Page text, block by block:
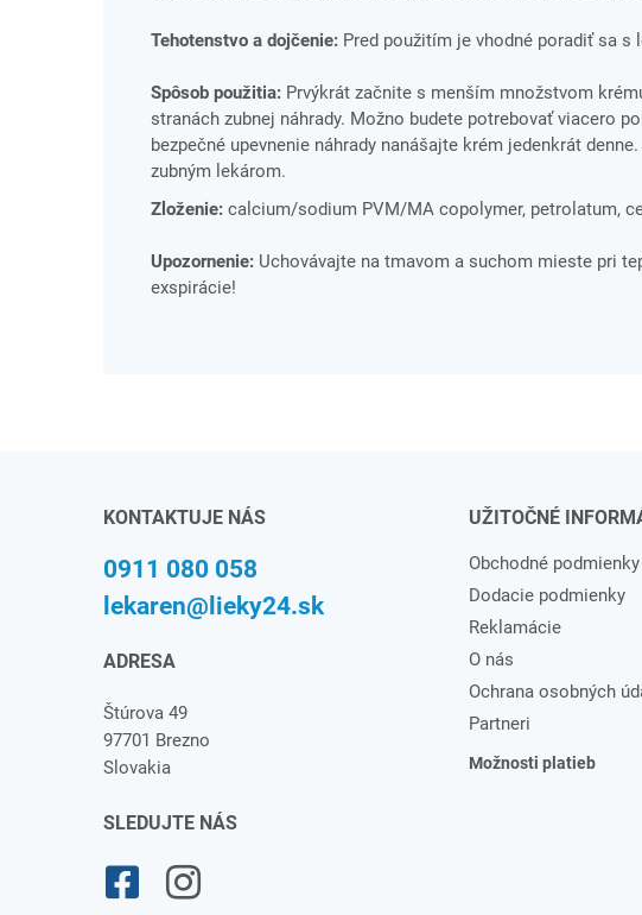
Tehotenstvo a dojčenie: Pred použitím je vhodné poradiť sa s
Spôsob použitia: Prvýkrát začnite s menším množstvom
stranách zubnej náhrady. Možno budete potrebovať viacero
bezpečné upevnenie náhrady nanášajte krém jedenkrát
zubným lekárom.
Zloženie: calcium/sodium PVM/MA copolymer, petrolatum,
Upozornenie: Uchovávajte na tmavom a suchom mieste pri
exspirácie!
KONTAKTUJE NÁS
0911 080 058
lekaren@lieky24.sk
ADRESA
Štúrova 49
97701 Brezno
Slovakia
SLEDUJTE NÁS
UŽITOČNÉ
Obchodné podmienky
Dodacie podmienky
Reklamácie
O nás
Ochrana osobných
Partneri
Možnosti platieb